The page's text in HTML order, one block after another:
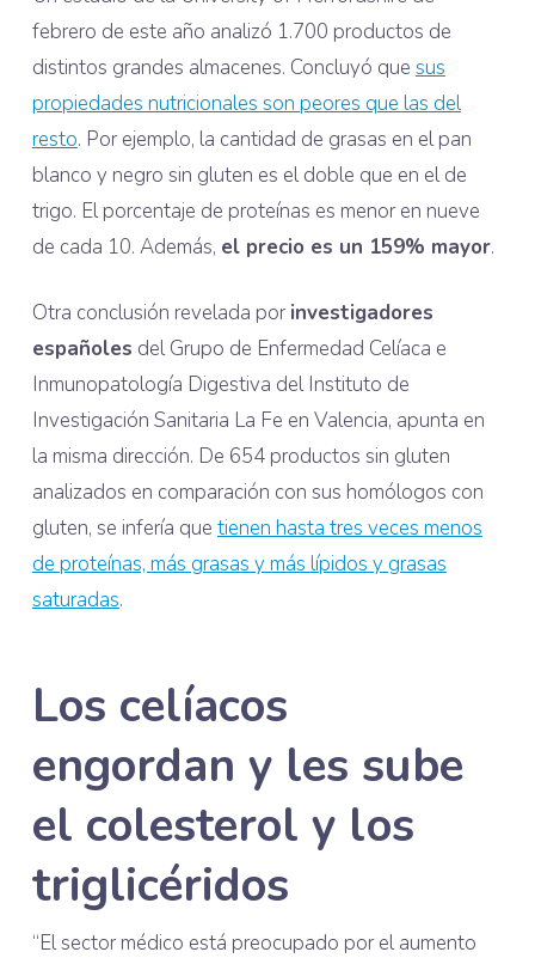
febrero de este año analizó 1.700 productos de
distintos grandes almacenes. Concluyó que sus
propiedades nutricionales son peores que las del
resto. Por ejemplo, la cantidad de grasas en el pan
blanco y negro sin gluten es el doble que en el de
trigo. El porcentaje de proteínas es menor en nueve
de cada 10. Además, el precio es un 159% mayor.
Otra conclusión revelada por investigadores
españoles del Grupo de Enfermedad Celíaca e
Inmunopatología Digestiva del Instituto de
Investigación Sanitaria La Fe en Valencia, apunta en
la misma dirección. De 654 productos sin gluten
analizados en comparación con sus homólogos con
gluten, se infería que tienen hasta tres veces menos
de proteínas, más grasas y más lípidos y grasas
saturadas.
Los celíacos
engordan y les sube
el colesterol y los
triglicéridos
“El sector médico está preocupado por el aumento